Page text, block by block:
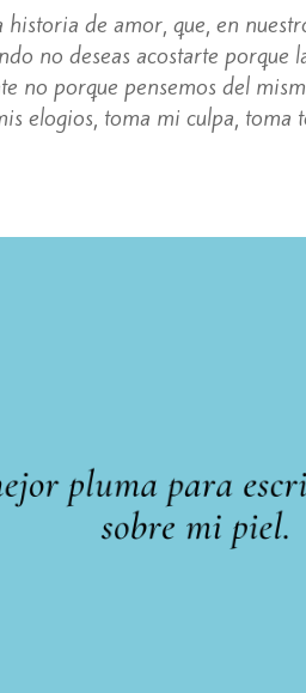
de amor, que, en
no deseas acostarte
no porque pensemos del
elogios, toma mi culpa,